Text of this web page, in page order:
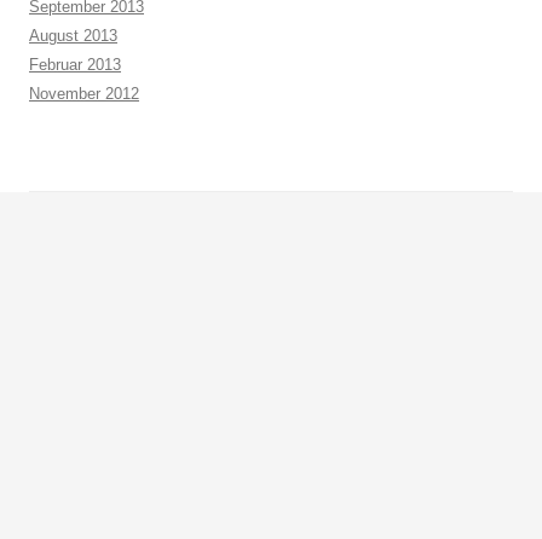
September 2013
August 2013
Februar 2013
November 2012